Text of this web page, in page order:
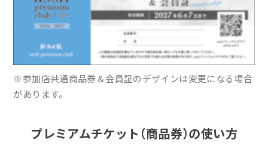
※参加店共通商品券＆会員証のデザインは変更になる場合
があります。
プレミアムチケット（商品券）の使い方